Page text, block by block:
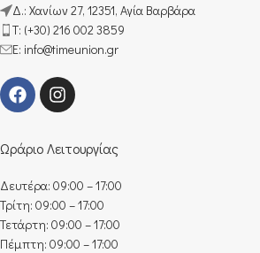
Δ.: Χανίων 27, 12351, Αγία Βαρβάρα
Τ: (+30) 216 002 3859
E: info@timeunion.gr
Ωράριο Λειτουργίας
Δευτέρα: 09:00 – 17:00
Τρίτη: 09:00 – 17:00
Τετάρτη: 09:00 – 17:00
Πέμπτη: 09:00 – 17:00